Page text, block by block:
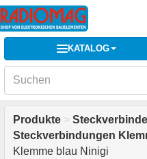
KATALOG
Produkte >
Steckverbindungen
Klemme blau Ninigi